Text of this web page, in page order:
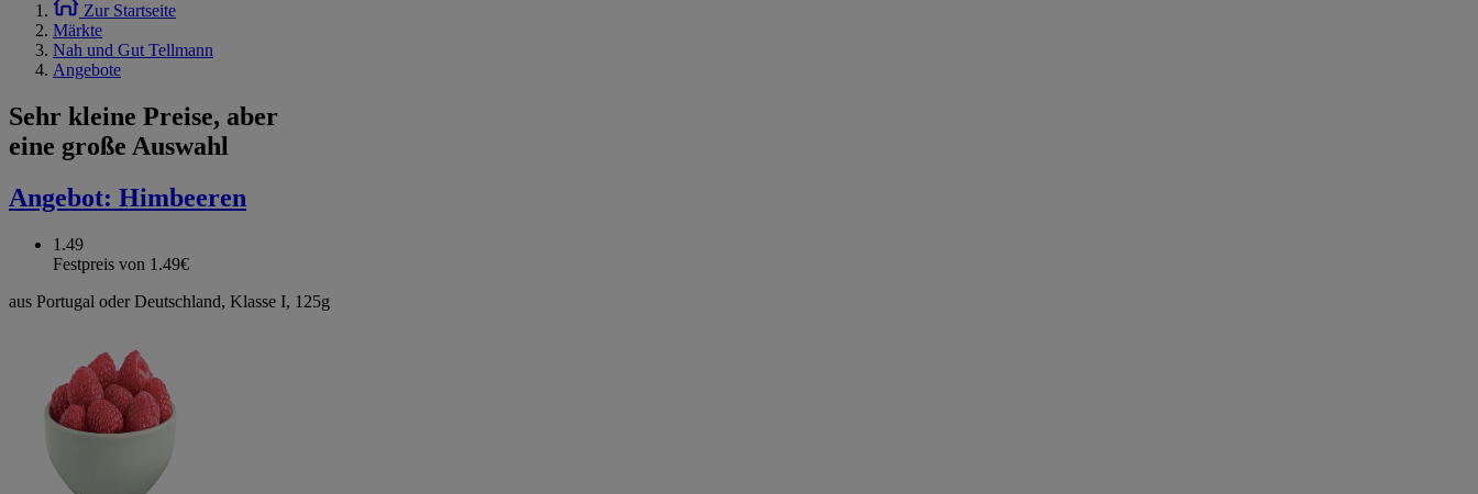
Zur Startseite
Märkte
Nah und Gut Tellmann
Angebote
Sehr kleine Preise, aber
eine große Auswahl
Angebot: Himbeeren
1.49
Festpreis von 1.49€
aus Portugal oder Deutschland, Klasse I, 125g